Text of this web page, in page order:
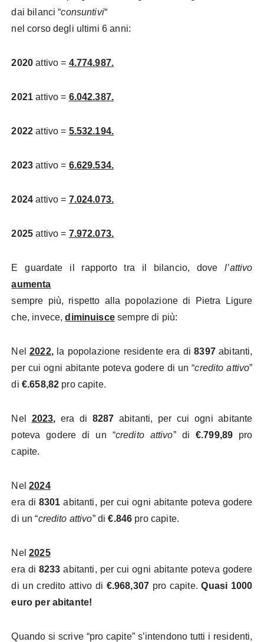
dai bilanci “consuntivi“
nel corso degli ultimi 6 anni:
2020 attivo = 4.774.987.
2021 attivo = 6.042.387.
2022 attivo = 5.532.194.
2023 attivo = 6.629.534.
2024 attivo = 7.024.073.
2025 attivo = 7.972.073.
E guardate il rapporto tra il bilancio, dovel’attivo
aumenta
sempre più, rispetto alla popolazione di Pietra Ligure
che, invece,diminuiscesempre di più:
Nel2022, la popolazione residente era di8397abitanti,
per cui ogni abitante poteva godere di un “credito attivo”
di €.658,82 pro capite.
Nel 2023, era di 8287 abitanti, per cui ogni abitante
poteva godere di un “credito attivo” di €.799,89 pro
capite.
Nel2024
era di 8301 abitanti, per cui ogni abitante poteva godere
di un “credito attivo” di€.846 pro capite.
Nel2025
era di 8233 abitanti, per cui ogni abitante poteva godere
di un credito attivo di €.968,307 pro capite.Quasi 1000
euro per abitante!
Quando si scrive “pro capite” s’intendono tutti i residenti,